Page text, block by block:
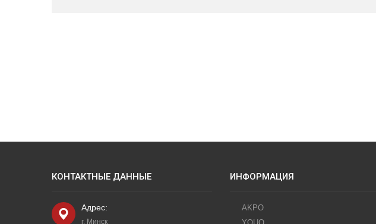
КОНТАКТНЫЕ ДАННЫЕ
Адрес:
г. Минск
ИНФОРМАЦИЯ
AKPO